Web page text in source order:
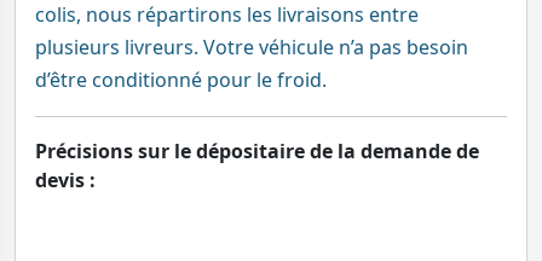
colis, nous répartirons les livraisons entre
plusieurs livreurs. Votre véhicule n’a pas besoin
d’être conditionné pour le froid.
Précisions sur le dépositaire de la demande de
devis :